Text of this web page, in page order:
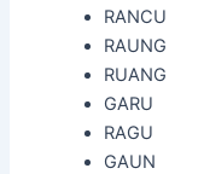
RANCU
RAUNG
RUANG
GARU
RAGU
GAUN